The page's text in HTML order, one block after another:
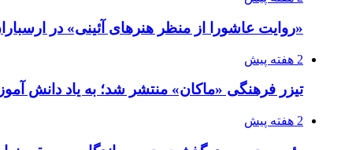
«روایت عاشورا از منظر هنرهای آئینی» در
2 هفته پیش
تیزر فرهنگی «ماکان» منتشر شد؛ به یاد دانش آموز
2 هفته پیش